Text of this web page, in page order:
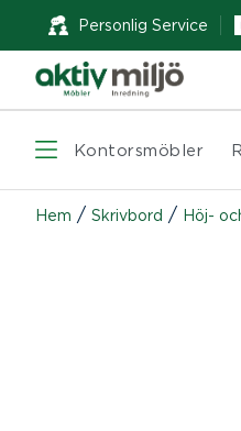
Personlig Service
Kontorsmöbler
Hem / Skrivbord / Höj-